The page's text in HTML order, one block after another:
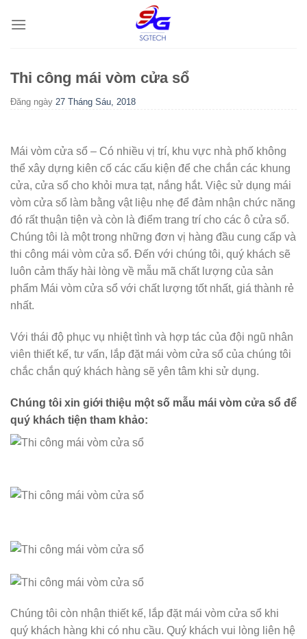
Thi công mái vòm cửa sổ
Đăng ngày 27 Tháng Sáu, 2018
Mái vòm cửa sổ – Có nhiều vị trí, khu vực nhà phố không
thể xây dựng kiên cố các cấu kiện để che chắn các khung
cửa, cửa sổ cho khỏi mưa tạt, nắng hắt. Việc sử dụng mái
vòm cửa sổ làm bằng vật liệu nhẹ để đảm nhận chức năng
đó rất thuận tiện và còn là điểm trang trí cho các ô cửa sổ.
Chúng tôi là một trong những đơn vị hàng đầu cung cấp và
thi công mái vòm cửa sổ. Đến với chúng tôi, quý khách sẽ
luôn cảm thấy hài lòng về mẫu mã chất lượng của sản
phẩm Mái vòm cửa sổ với chất lượng tốt nhất, giá thành rẻ
nhất.
Với thái độ phục vụ nhiệt tình và hợp tác của đội ngũ nhân
viên thiết kế, tư vấn, lắp đặt mái vòm cửa sổ của chúng tôi
chắc chắn quý khách hàng sẽ yên tâm khi sử dụng.
Chúng tôi xin giới thiệu một số mẫu mái vòm cửa sổ để
quý khách tiện tham khảo:
Chúng tôi còn nhận thiết kế, lắp đặt mái vòm cửa sổ khi
quý khách hàng khi có nhu cầu. Quý khách vui lòng liên hệ